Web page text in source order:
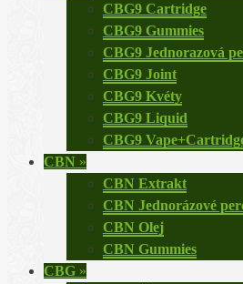
CBG9 Cartridge
CBG9 Gummies
CBG9 Jednorazová
CBG9 Joint
CBG9 Kvéty
CBG9 Liquid
CBG9
CBN »
CBN Extrakt
CBN Jednorázové
CBN Olej
CBN Gummies
CBG »